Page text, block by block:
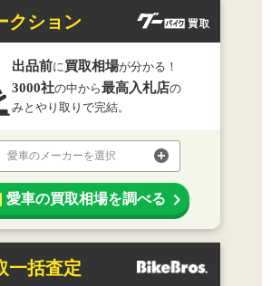
クション
出品前に買取相場が分かる！
3000社の中から最高入札店の
みとやり取りで完結。
愛車のメーカーを選択
愛車の買取相場を調べる
一括査定